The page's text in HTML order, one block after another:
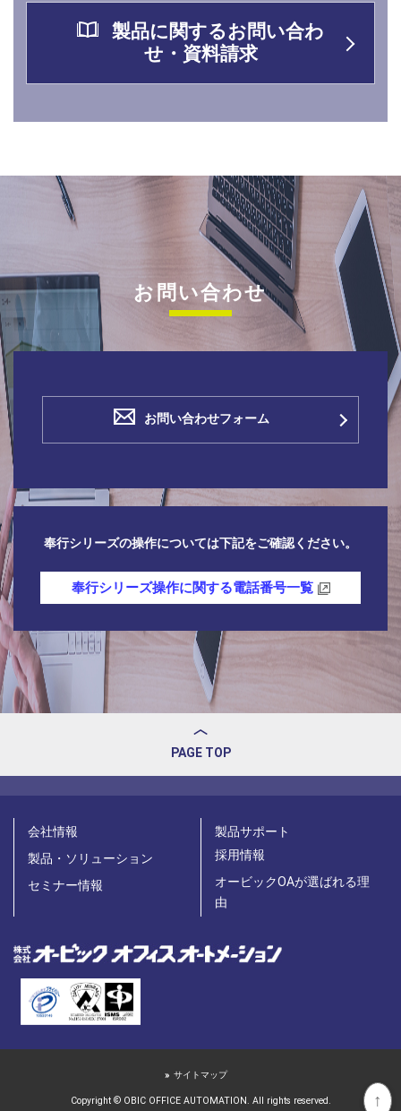
製品に関するお問い合わ
せ・資料請求
↑
お問い合わせ
お問い合わせフォーム
奉行シリーズの操作については下記をご確認ください。
奉行シリーズ操作に関する電話番号一覧
PAGE TOP
会社情報
製品・ソリューション
セミナー情報
製品サポート
採用情報
オービックOAが選ばれる理
由
サイトマップ
Copyright © OBIC OFFICE AUTOMATION. All rights reserved.